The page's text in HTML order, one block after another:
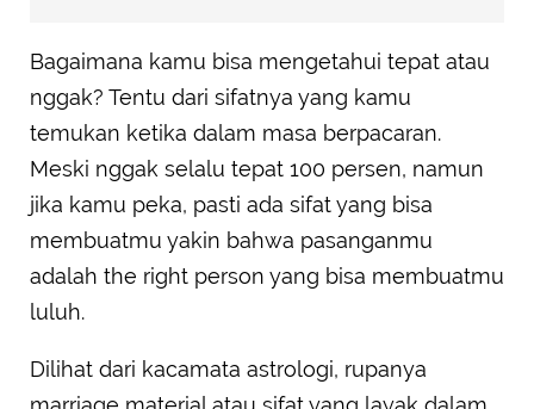
Bagaimana kamu bisa mengetahui tepat atau
nggak? Tentu dari sifatnya yang kamu
temukan ketika dalam masa berpacaran.
Meski nggak selalu tepat 100 persen, namun
jika kamu peka, pasti ada sifat yang bisa
membuatmu yakin bahwa pasanganmu
adalah the right person yang bisa membuatmu
luluh.
Dilihat dari kacamata astrologi, rupanya